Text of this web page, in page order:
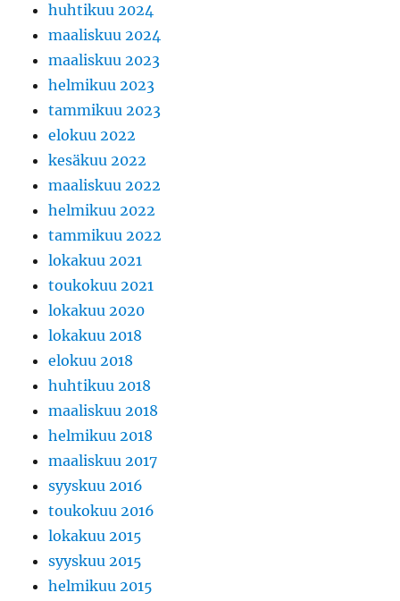
huhtikuu 2024
maaliskuu 2024
maaliskuu 2023
helmikuu 2023
tammikuu 2023
elokuu 2022
kesäkuu 2022
maaliskuu 2022
helmikuu 2022
tammikuu 2022
lokakuu 2021
toukokuu 2021
lokakuu 2020
lokakuu 2018
elokuu 2018
huhtikuu 2018
maaliskuu 2018
helmikuu 2018
maaliskuu 2017
syyskuu 2016
toukokuu 2016
lokakuu 2015
syyskuu 2015
helmikuu 2015